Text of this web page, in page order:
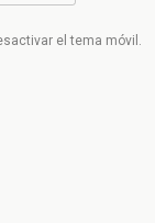
el tema móvil.